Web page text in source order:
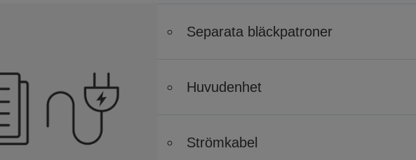
Separata bläckpatroner
Huvudenhet
Strömkabel